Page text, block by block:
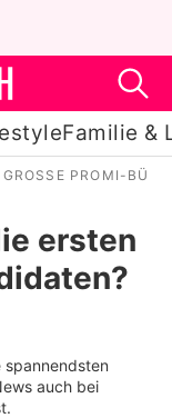
Familie &
PROMI-BÜSSEN
ersten
spannendsten
auch bei